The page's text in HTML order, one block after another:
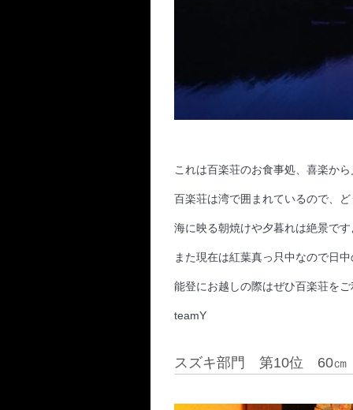
これは百楽荘のお食事処、喜楽か
百楽荘は湾で囲まれているので、
海に映る朝焼けや夕暮れは絶景です
また現在は紅葉真っ只中なので日
能登にお越しの際はぜひ百楽荘を
teamY
スズキ部門 第10位 60㎝